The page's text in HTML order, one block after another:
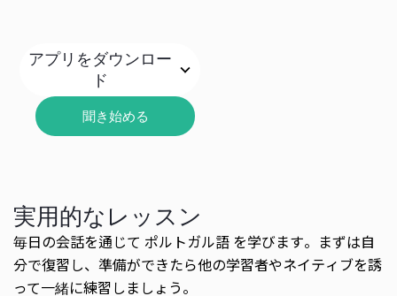
アプリをダウンロー
ド
聞き始める
実用的なレッスン
毎日の会話を通じて ポルトガル語 を学びます。まずは自
分で復習し、準備ができたら他の学習者やネイティブを誘
って一緒に練習しましょう。